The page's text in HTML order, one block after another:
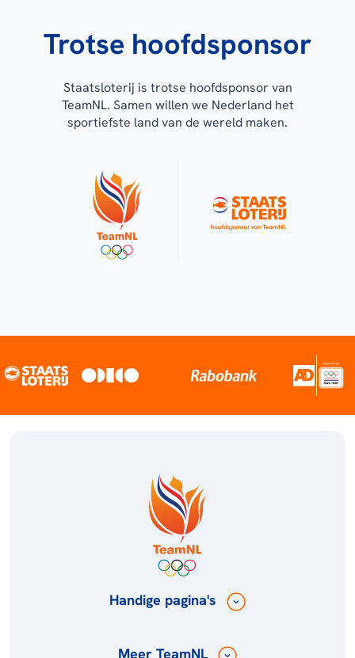
Trotse hoofdsponsor
Staatsloterij is trotse hoofdsponsor van
TeamNL. Samen willen we Nederland het
sportiefste land van de wereld maken.
Handige pagina's
Meer TeamNL